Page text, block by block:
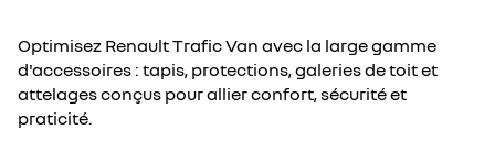
Optimisez Renault Trafic Van avec la large gamme
d'accessoires : tapis, protections, galeries de toit et
attelages conçus pour allier confort, sécurité et
praticité.